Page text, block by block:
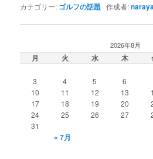
カテゴリー: ゴルフの話題 作成者:
2026年8月
月 火 水 木
3
4 5 6
10
11 12 13
17
18 19 20
24
25 26 27
31
« 7月